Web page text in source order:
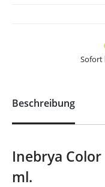
Sofort
Beschreibung
Inebrya
ml.